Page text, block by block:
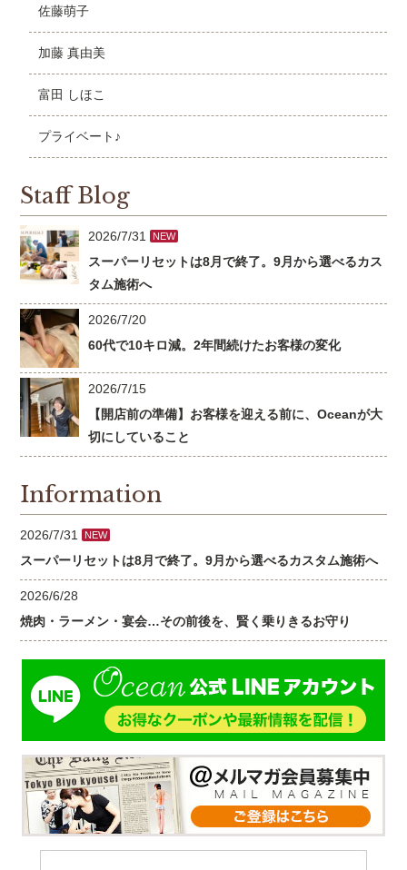
佐藤萌子
加藤 真由美
富田 しほこ
プライベート♪
Staff Blog
2026/7/31 NEW
スーパーリセットは8月で終了。9月から選べるカス
タム施術へ
2026/7/20
60代で10キロ減。2年間続けたお客様の変化
2026/7/15
【開店前の準備】お客様を迎える前に、Oceanが大
切にしていること
Information
2026/7/31 NEW
スーパーリセットは8月で終了。9月から選べるカスタム施術へ
2026/6/28
焼肉・ラーメン・宴会…その前後を、賢く乗りきるお守り